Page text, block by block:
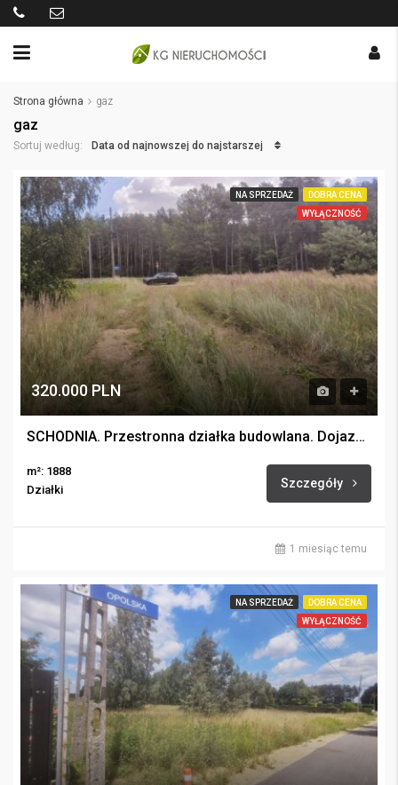
Strona główna gaz
gaz
Sortuj według: Data od najnowszej do najstarszej
NA SPRZEDAŻ
DOBRA CENA
WYŁĄCZNOŚĆ
320.000 PLN
SCHODNIA. Przestronna działka budowlana. Dojazd asfaltowy.
m²: 1888
Działki
Szczegóły
1 miesiąc temu
NA SPRZEDAŻ
DOBRA CENA
WYŁĄCZNOŚĆ